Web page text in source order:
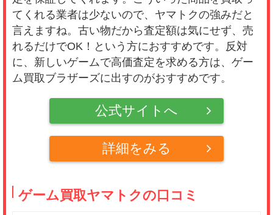
てくれる業者は少ないので、ヤマトクの強みだと
言えますね。古い物だから査定額は気にせず、売
れるだけでOK！という方におすすめです。反対
に、新しいゲームで高価査定を求める方は、ゲー
ム買取ブラザーズに出すのがおすすめです。
公式サイトへ
詳細をみる
ゲーム買取ヤマトクの口コミ